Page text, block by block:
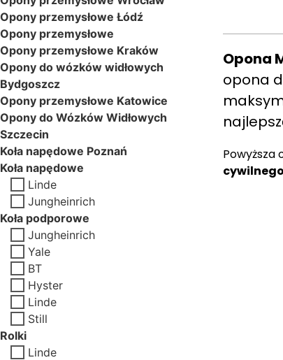
Opony przemysłowe Łódź
Opony przemysłowe
Opony przemysłowe Kraków
Opony do wózków widłowych
Bydgoszcz
Opony przemysłowe Katowice
Opony do Wózków Widłowych
Szczecin
Koła napędowe Poznań
Koła napędowe
Linde
Jungheinrich
Koła podporowe
Jungheinrich
Yale
BT
Hyster
Linde
Still
Rolki
Linde
Opona
opona
cywilnego